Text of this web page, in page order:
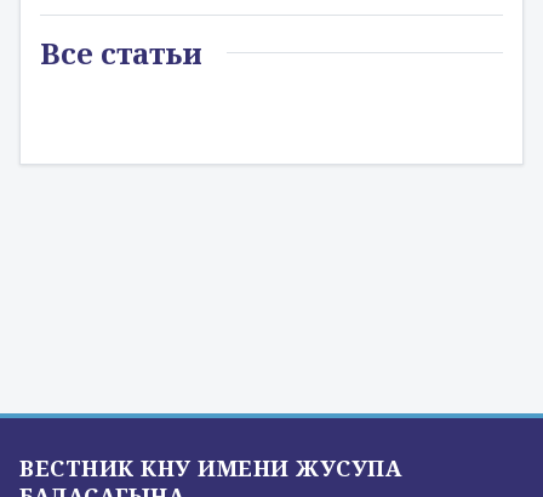
Все статьи
ВЕСТНИК КНУ ИМЕНИ ЖУСУПА